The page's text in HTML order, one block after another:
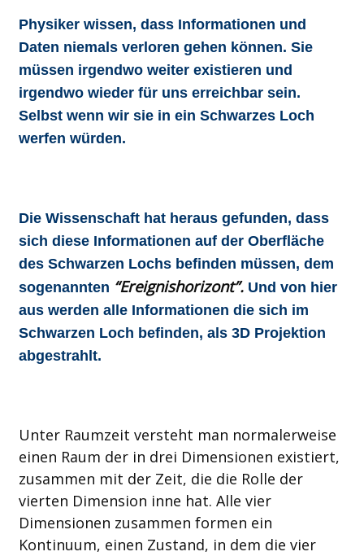
Physiker wissen, dass Informationen und
Daten niemals verloren gehen können. Sie
müssen irgendwo weiter existieren und
irgendwo wieder für uns erreichbar sein.
Selbst wenn wir sie in ein Schwarzes Loch
werfen würden.
Die Wissenschaft hat heraus gefunden, dass
sich diese Informationen auf der Oberfläche
des Schwarzen Lochs befinden müssen, dem
sogenannten “Ereignishorizont”. Und von hier
aus werden alle Informationen die sich im
Schwarzen Loch befinden, als 3D Projektion
abgestrahlt.
Unter Raumzeit versteht man normalerweise
einen Raum der in drei Dimensionen existiert,
zusammen mit der Zeit, die die Rolle der
vierten Dimension inne hat. Alle vier
Dimensionen zusammen formen ein
Kontinuum, einen Zustand, in dem die vier